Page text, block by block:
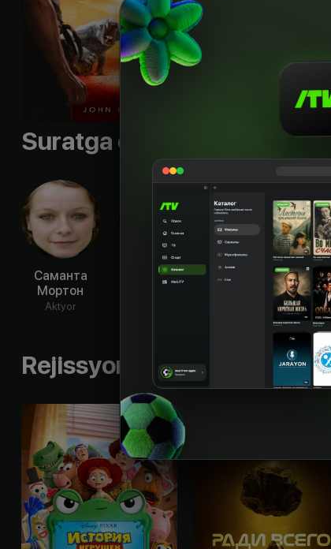
Suratga olish guruhi
Саманта
Мортон
Aktyor
Марк Стронг
Доминик
Rejissyorning boshqa